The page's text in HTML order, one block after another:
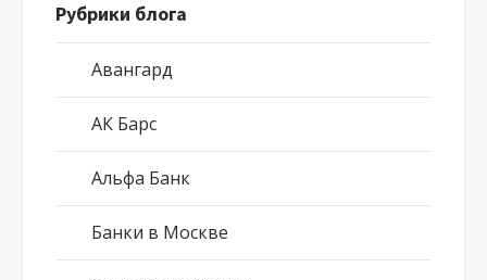
Рубрики блога
Авангард
АК Барс
Альфа Банк
Банки в Москве